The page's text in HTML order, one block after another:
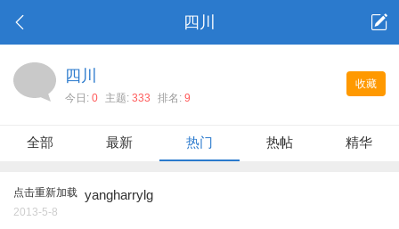
四川
收藏
四川
今日: 0 主题: 333 排名: 9
全部 最新 热门 热帖 精华
点击重新加载 yangharrylg
2013-5-8